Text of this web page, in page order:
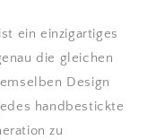
ein einzigartiges
die gleichen
Design
handbestickte
zu